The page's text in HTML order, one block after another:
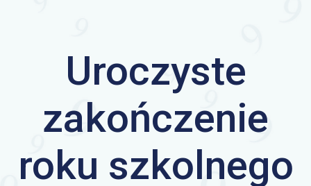
Uroczyste
zakończenie
roku szkolnego